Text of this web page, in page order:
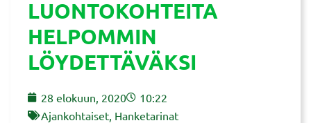
LUONTOKOHTEITA
HELPOMMIN
LÖYDETTÄVÄKSI
28 elokuun, 2020
10:22
Ajankohtaiset Hanketarinat